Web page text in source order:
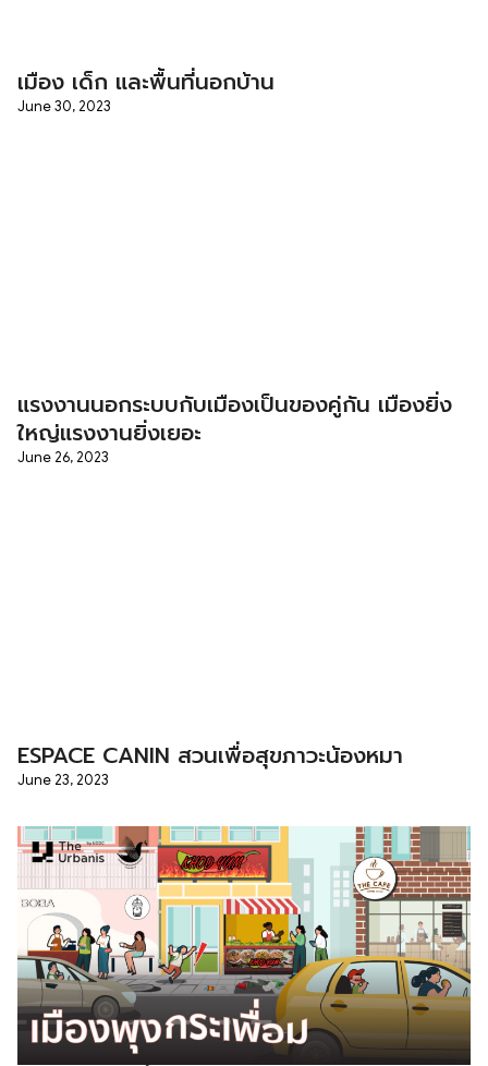
เมือง เด็ก และพื้นที่นอกบ้าน
June 30, 2023
แรงงานนอกระบบกับเมืองเป็นของคู่กัน เมืองยิ่ง
ใหญ่แรงงานยิ่งเยอะ
June 26, 2023
ESPACE CANIN สวนเพื่อสุขภาวะน้องหมา
June 23, 2023